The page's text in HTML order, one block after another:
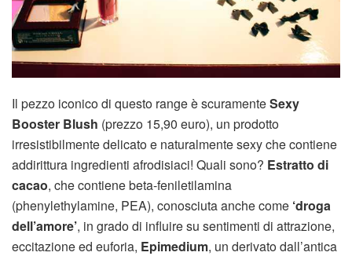
Il pezzo iconico di questo range è scuramenteSexy
Booster Blush (prezzo 15,90 euro), un prodotto
irresistibilmente delicato e naturalmente sexy che contiene
addirittura ingredienti afrodisiaci! Quali sono? Estratto di
cacao, che contiene beta-feniletilamina
(phenylethylamine, PEA), conosciuta anche come ‘droga
dell’amore’, in grado di influire su sentimenti di attrazione,
eccitazione ed euforia, Epimedium, un derivato dall’antica